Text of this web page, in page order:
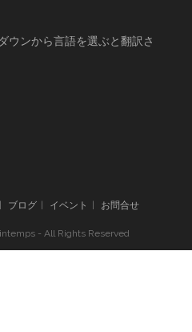
ウンから言語を選ぶと翻訳さ
ブログ イベント お問合せ
- All Rights Reserved